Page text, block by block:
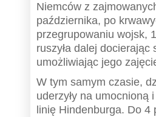
Niemców z
października, po
przegrupowaniu wojsk,
ruszyła dalej
umożliwiając jego
W tym samym czasie,
uderzyły na umocnioną
linię Hindenburga. Do 4